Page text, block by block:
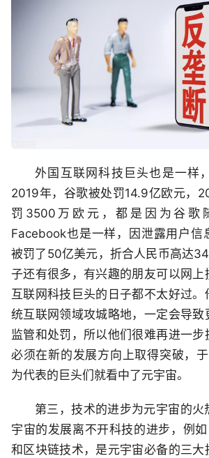
外国互联网科技巨头也是一样
2019年，谷歌被处罚14.9亿欧元，
罚3500万欧元，都是因为谷歌
Facebook也是一样，因泄露用户信
被罚了50亿美元，折合人民币高达
子还有很多，有兴趣的朋友可以网上
互联网科技巨头的日子都不太好过
统互联网领域攻城略地，一定会导致
监管和处罚，所以他们很难再进一步
必须在新的发展方向上取得突破，
为代表的巨头们就看中了元宇宙。
第三，技术的进步为元宇宙的火
宇宙的发展离不开科技的进步，例
和区块链技术，是元宇宙必备的三大